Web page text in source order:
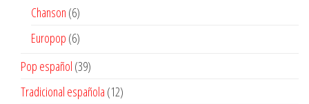
productos
Chanson 66
productos
Europop 66
Pop español 3939
productos
Tradicional española 1212